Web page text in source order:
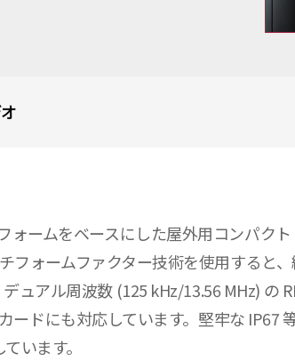
ームをベースにした屋外用コンパク
ォームファクター技術を使用すると
アル周波数 (125 kHz/13.56 MHz) の
ドにも対応しています。堅牢な IP67
います。